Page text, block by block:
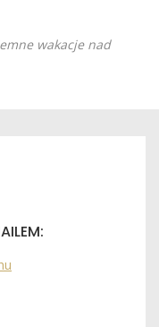
wakacje nad